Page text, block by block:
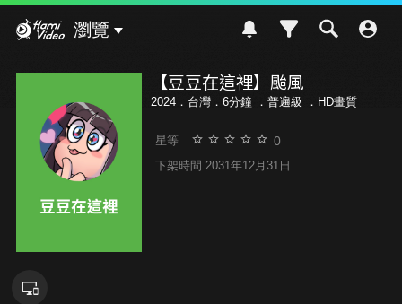
瀏覽
【豆豆在這裡】颱風
2024．台灣．6分鐘 ． 普遍級 ．HD畫質
星等 0
下架時間 2031年12月31日